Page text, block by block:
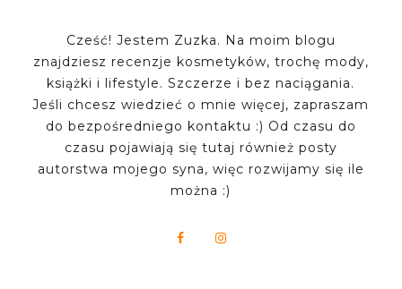
Cześć! Jestem Zuzka. Na moim blogu
znajdziesz recenzje kosmetyków, trochę mody,
książki i lifestyle. Szczerze i bez naciągania.
Jeśli chcesz wiedzieć o mnie więcej, zapraszam
do bezpośredniego kontaktu :) Od czasu do
czasu pojawiają się tutaj również posty
autorstwa mojego syna, więc rozwijamy się ile
można :)